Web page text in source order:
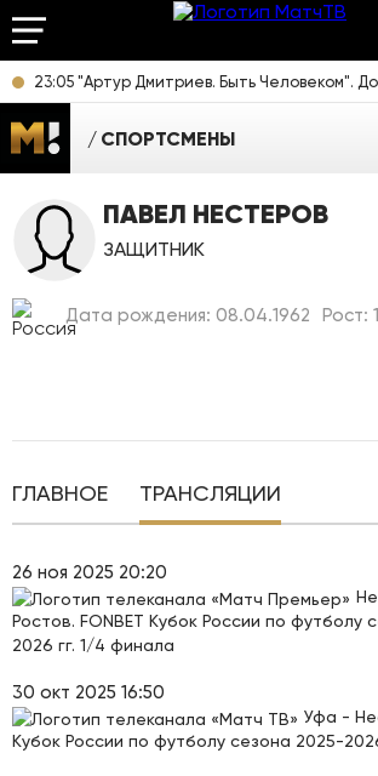
СПОРТСМЕНЫ
ПАВЕЛ НЕСТЕРОВ
ЗАЩИТНИК
Дата рождения: 08.04.1962 Рост:
ГЛАВНОЕ ТРАНСЛЯЦИИ
26 ноя 2025 20:20
Ростов. FONBET Кубок России по футболу
2026 гг. 1/4 финала
30 окт 2025 16:50
Уфа -
Кубок России по футболу сезона 2025-